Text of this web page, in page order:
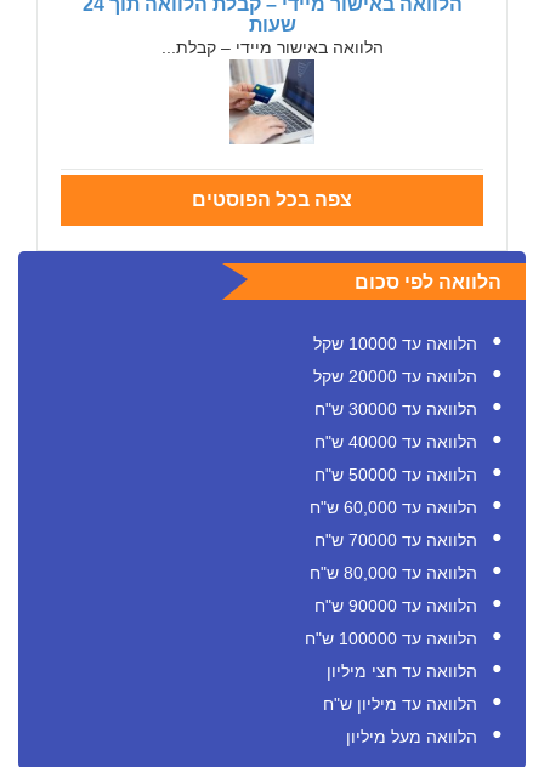
הלוואה באישור מיידי – קבלת הלוואה תוך 24
שעות
הלוואה באישור מיידי – קבלת...
צפה בכל הפוסטים
הלוואה לפי סכום
הלוואה עד 10000 שקל
הלוואה עד 20000 שקל
הלוואה עד 30000 ש"ח
הלוואה עד 40000 ש"ח
הלוואה עד 50000 ש"ח
הלוואה עד 60,000 ש"ח
הלוואה עד 70000 ש"ח
הלוואה עד 80,000 ש"ח
הלוואה עד 90000 ש"ח
הלוואה עד 100000 ש"ח
הלוואה עד חצי מיליון
הלוואה עד מיליון ש"ח
הלוואה מעל מיליון